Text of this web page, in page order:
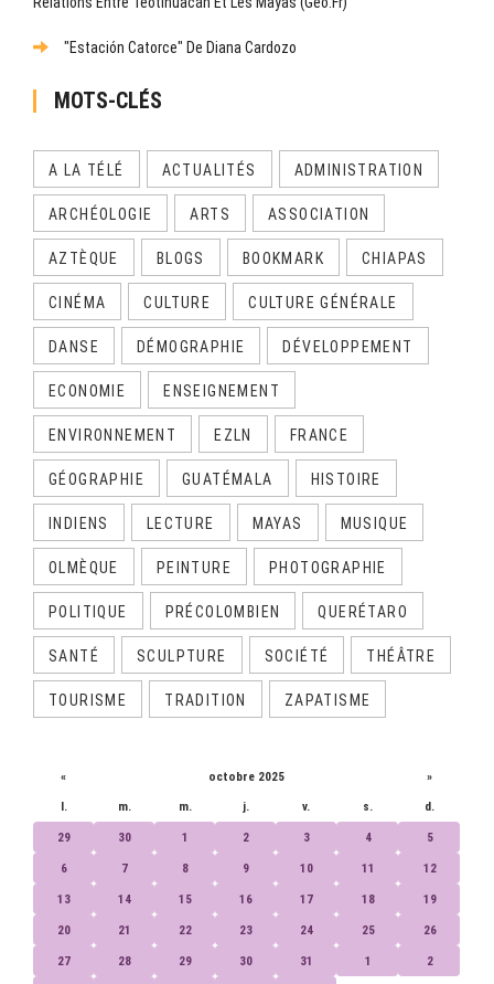
"Estación Catorce" De Diana Cardozo
MOTS-CLÉS
A LA TÉLÉ ACTUALITÉS ADMINISTRATION
ARCHÉOLOGIE ARTS ASSOCIATION
AZTÈQUE BLOGS BOOKMARK CHIAPAS
CINÉMA CULTURE CULTURE GÉNÉRALE
DANSE DÉMOGRAPHIE DÉVELOPPEMENT
ECONOMIE ENSEIGNEMENT
ENVIRONNEMENT EZLN FRANCE
GÉOGRAPHIE GUATÉMALA HISTOIRE
INDIENS LECTURE MAYAS MUSIQUE
OLMÈQUE PEINTURE PHOTOGRAPHIE
POLITIQUE PRÉCOLOMBIEN QUERÉTARO
SANTÉ SCULPTURE SOCIÉTÉ THÉÂTRE
TOURISME TRADITION ZAPATISME
« octobre 2025 »
l. m. m. j. v. s. d.
29 30 1 2 3 4 5
6 7 8 9 10 11 12
13 14 15 16 17 18 19
20 21 22 23 24 25 26
27 28 29 30 31 1 2